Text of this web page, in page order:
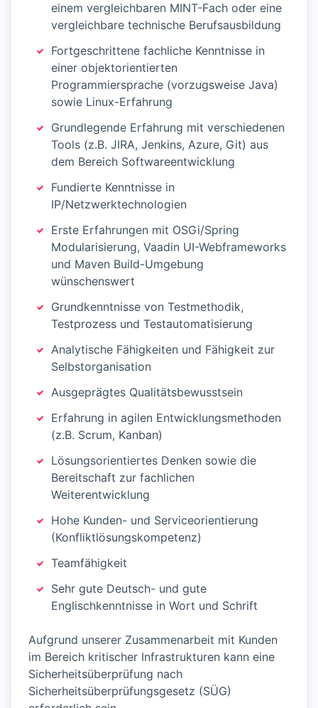
einem vergleichbaren MINT-Fach oder eine
vergleichbare technische Berufsausbildung
Fortgeschrittene fachliche Kenntnisse in
einer objektorientierten
Programmiersprache (vorzugsweise Java)
sowie Linux-Erfahrung
Grundlegende Erfahrung mit verschiedenen
Tools (z.B. JIRA, Jenkins, Azure, Git) aus
dem Bereich Softwareentwicklung
Fundierte Kenntnisse in
IP/Netzwerktechnologien
Erste Erfahrungen mit OSGi/Spring
Modularisierung, Vaadin UI-Webframeworks
und Maven Build-Umgebung
wünschenswert
Grundkenntnisse von Testmethodik,
Testprozess und Testautomatisierung
Analytische Fähigkeiten und Fähigkeit zur
Selbstorganisation
Ausgeprägtes Qualitätsbewusstsein
Erfahrung in agilen Entwicklungsmethoden
(z.B. Scrum, Kanban)
Lösungsorientiertes Denken sowie die
Bereitschaft zur fachlichen
Weiterentwicklung
Hohe Kunden- und Serviceorientierung
(Konfliktlösungskompetenz)
Teamfähigkeit
Sehr gute Deutsch- und gute
Englischkenntnisse in Wort und Schrift
Aufgrund unserer Zusammenarbeit mit Kunden
im Bereich kritischer Infrastrukturen kann eine
Sicherheitsüberprüfung nach
Sicherheitsüberprüfungsgesetz (SÜG)